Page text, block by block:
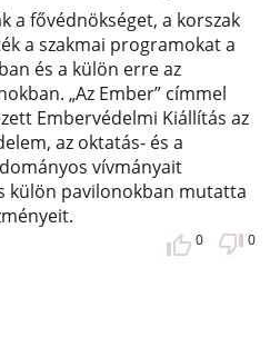
a fővédnökséget, a korszak
a szakmai programokat a
és a külön erre az
„Az Ember” címmel
Embervédelmi Kiállítás az
az oktatás- és a
vívmányait
külön pavilonokban mutatta
0 0